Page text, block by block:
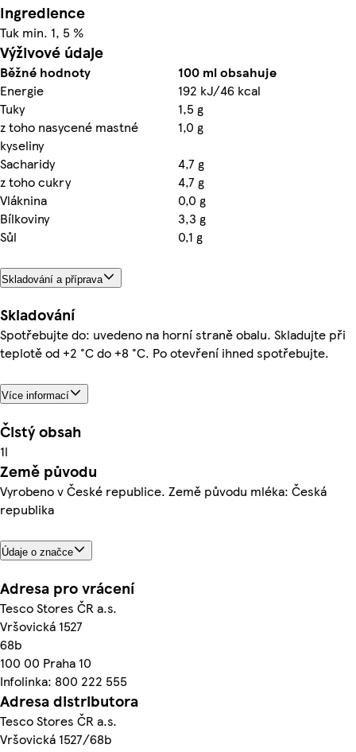
Ingredience
Tuk min. 1, 5 %
Výživové údaje
Běžné hodnoty
100 ml obsahuje
Energie
192 kJ/46 kcal
Tuky
1,5 g
z toho nasycené mastné
kyseliny
1,0 g
Sacharidy
4,7 g
z toho cukry
4,7 g
Vláknina
0,0 g
Bílkoviny
3,3 g
Sůl
0,1 g
Skladování a příprava
Skladování
Spotřebujte do: uvedeno na horní straně obalu. Skladujte při
teplotě od +2 °C do +8 °C. Po otevření ihned spotřebujte.
Více informací
Čistý obsah
1l
Země původu
Vyrobeno v České republice. Země původu mléka: Česká
republika
Údaje o značce
Adresa pro vrácení
Tesco Stores ČR a.s.
Vršovická 1527
68b
100 00 Praha 10
Infolinka: 800 222 555
Adresa distributora
Tesco Stores ČR a.s.
Vršovická 1527/68b